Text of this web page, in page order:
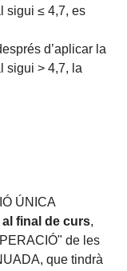
sigui ≤ 4,7, es
d’aplicar la
sigui > 4,7, la
ÚNICA
al final de curs,
de les
que tindrà